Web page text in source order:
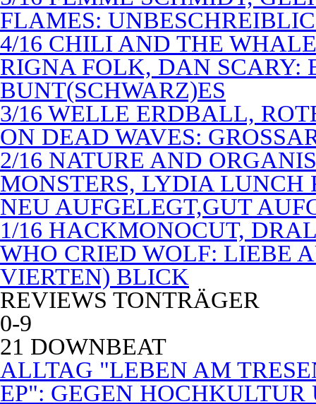
FLAMES:
4/16 CHILI AND THE
RIGNA FOLK, DAN SCARY:
BUNT(SCHWARZ)ES
3/16 WELLE ERDBALL,
ON DEAD WAVES:
2/16 NATURE AND
MONSTERS, LYDIA LUNCH
NEU AUFGELEGT,GUT
1/16 HACKMONOCUT,
WHO CRIED WOLF: LIEBE
VIERTEN) BLICK
REVIEWS TONTRÄGER
0-9
21 DOWNBEAT
ALLTAG "LEBEN AM
EP": GEGEN